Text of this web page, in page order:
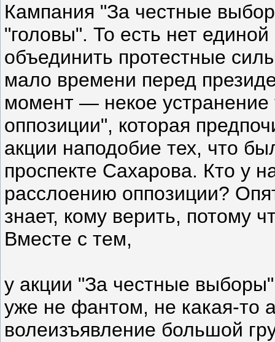
Кампания "За честные
"головы". То есть нет
объединить протестные
мало времени перед
момент — некое
оппозиции", которая
акции наподобие тех, что
проспекте Сахарова. Кто у
расслоению оппозиции?
знает, кому верить, потому
Вместе с тем,
у акции "За честные
уже не фантом, не какая-то
волеизъявление большой